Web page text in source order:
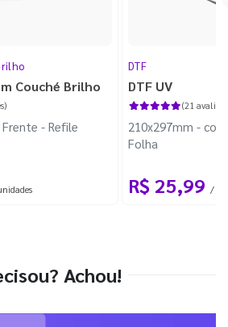
Couché Brilho
- Refile
DTF
DTF UV
(21
210x297mm -
Folha
R$ 25,99 / 1
Achou!